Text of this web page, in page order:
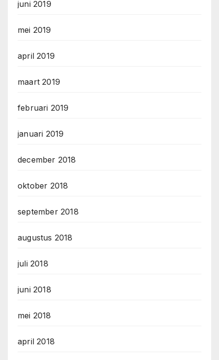
juni 2019
mei 2019
april 2019
maart 2019
februari 2019
januari 2019
december 2018
oktober 2018
september 2018
augustus 2018
juli 2018
juni 2018
mei 2018
april 2018